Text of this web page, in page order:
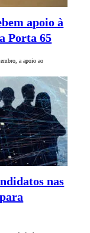
apoio à
Porta 65
a apoio ao
nas